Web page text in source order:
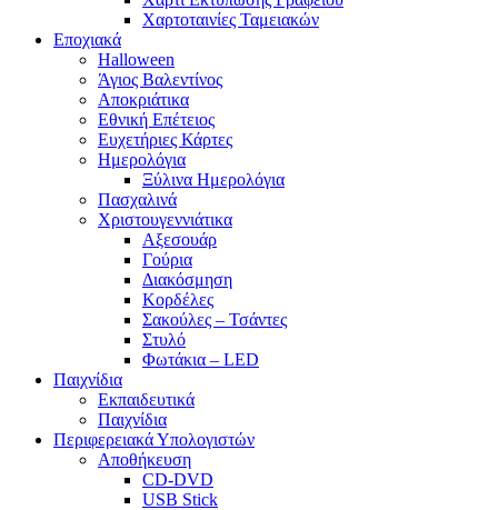
Χαρτοταινίες Ταμειακών
Εποχιακά
Halloween
Άγιος Βαλεντίνος
Αποκριάτικα
Εθνική Επέτειος
Ευχετήριες Κάρτες
Ημερολόγια
Ξύλινα Ημερολόγια
Πασχαλινά
Χριστουγεννιάτικα
Αξεσουάρ
Γούρια
Διακόσμηση
Κορδέλες
Σακούλες – Τσάντες
Στυλό
Φωτάκια – LED
Παιχνίδια
Εκπαιδευτικά
Παιχνίδια
Περιφερειακά Υπολογιστών
Αποθήκευση
CD-DVD
USB Stick